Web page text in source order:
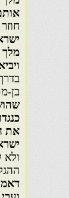
מלך
בן-
את
ולא